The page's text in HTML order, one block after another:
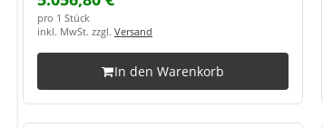
pro 1 Stück
inkl. MwSt. zzgl. Versand
In den Warenkorb